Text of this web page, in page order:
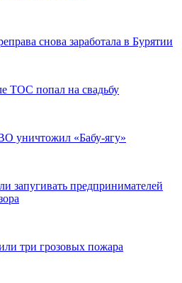
снова заработала в Бурятии
ТОС попал на свадьбу
уничтожил «Бабу-ягу»
запугивать предпринимателей
три грозовых пожара